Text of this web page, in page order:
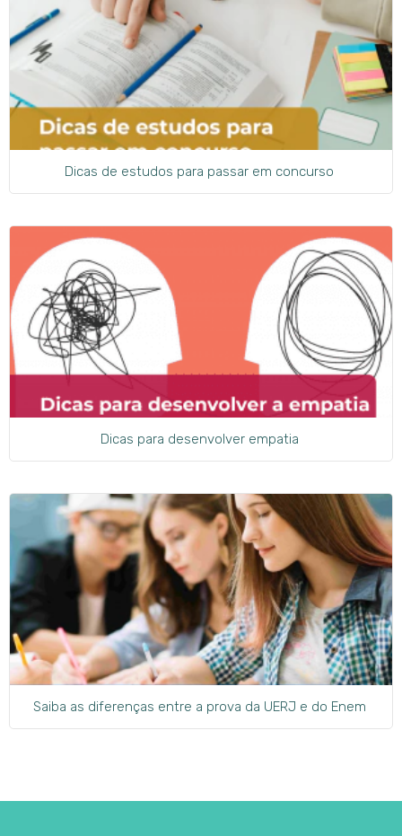
Dicas de estudos para passar em concurso
Dicas para desenvolver empatia
Saiba as diferenças entre a prova da UERJ e do Enem